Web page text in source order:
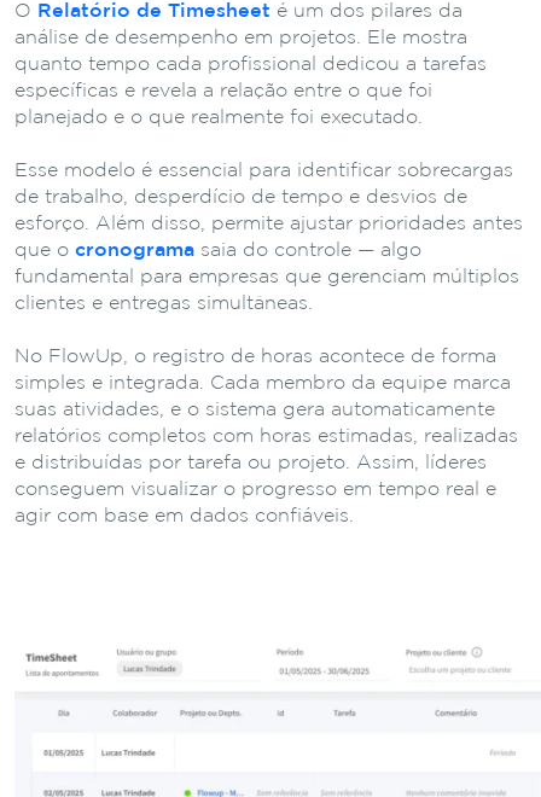
O Relatório de Timesheet é um dos pilares da
análise de desempenho em projetos. Ele mostra
quanto tempo cada profissional dedicou a tarefas
específicas e revela a relação entre o que foi
planejado e o que realmente foi executado.
Esse modelo é essencial para identificar sobrecargas
de trabalho, desperdício de tempo e desvios de
esforço. Além disso, permite ajustar prioridades antes
que o cronograma saia do controle — algo
fundamental para empresas que gerenciam múltiplos
clientes e entregas simultâneas.
No FlowUp, o registro de horas acontece de forma
simples e integrada. Cada membro da equipe marca
suas atividades, e o sistema gera automaticamente
relatórios completos com horas estimadas, realizadas
e distribuídas por tarefa ou projeto. Assim, líderes
conseguem visualizar o progresso em tempo real e
agir com base em dados confiáveis.